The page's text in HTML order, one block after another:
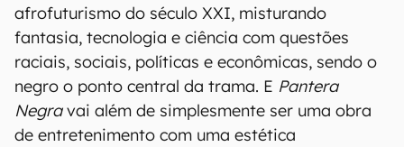
afrofuturismo do século XXI, misturando
fantasia, tecnologia e ciência com questões
raciais, sociais, políticas e econômicas, sendo o
negro o ponto central da trama. E Pantera
Negravai além de simplesmente ser uma obra
de entretenimento com uma estética